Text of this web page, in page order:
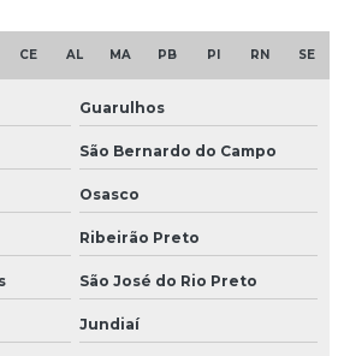
CE AL MA PB PI RN SE
Guarulhos
São Bernardo do Campo
Osasco
Ribeirão Preto
São José do Rio Preto
Jundiaí